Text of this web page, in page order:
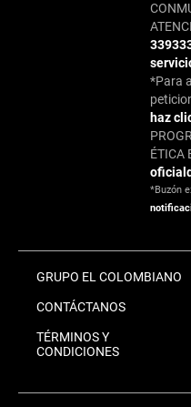
*Para
haz
ÉTICA
*Buzón
GRUPO EL COLOMBIANO
CONTÁCTANOS
TÉRMINOS Y
CONDICIONES